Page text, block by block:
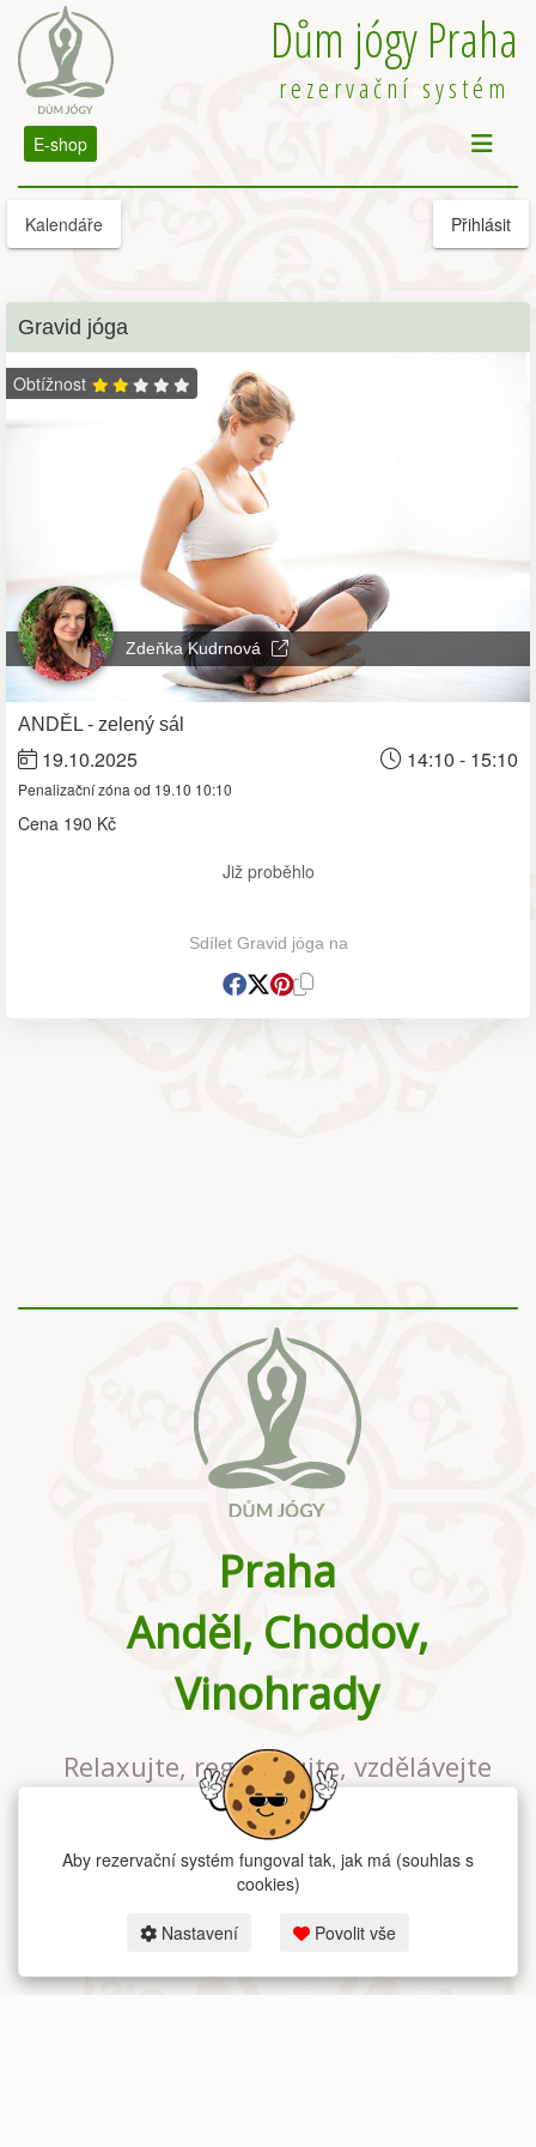
Dům jógy Praha
rezervační systém
E-shop
Kalendáře Přihlásit
Gravid jóga
Obtížnost
Zdeňka Kudrnová
ANDĚL - zelený sál
19.10.2025 14:10 - 15:10
Penalizační zóna od 19.10 10:10
Cena 190 Kč
Již proběhlo
Sdílet Gravid jóga na
Praha
Anděl, Chodov,
Vinohrady
Relaxujte, regenerujte, vzdělávejte
se v největším jógovém studiu v
Praze
Aby rezervační systém fungoval tak, jak má (souhlas s
cookies)
Nastavení Povolit vše